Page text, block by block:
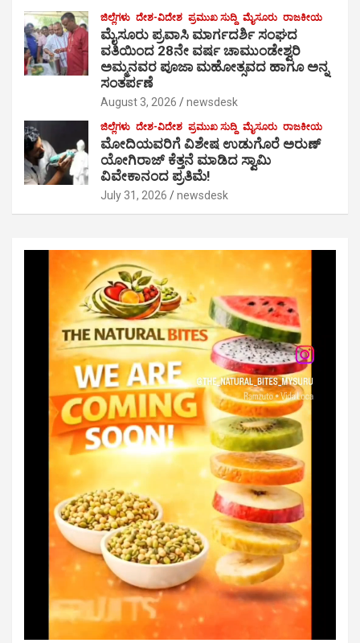
ಜಿಲ್ಲೆಗಳು ದೇಶ-ವಿದೇಶ ಪ್ರಮುಖ ಸುದ್ದಿ ಮೈಸೂರು ರಾಜಕೀಯ
ಮೈಸೂರು ಪ್ರವಾಸಿ ಮಾರ್ಗದರ್ಶಿ ಸಂಘದ
ವತಿಯಿಂದ 28ನೇ ವರ್ಷ ಚಾಮುಂಡೇಶ್ವರಿ
ಅಮ್ಮನವರ ಪೂಜಾ ಮಹೋತ್ಸವದ ಹಾಗೂ ಅನ್ನ
ಸಂತರ್ಪಣೆ
August 3, 2026 newsdesk
ಜಿಲ್ಲೆಗಳು ದೇಶ-ವಿದೇಶ ಪ್ರಮುಖ ಸುದ್ದಿ ಮೈಸೂರು ರಾಜಕೀಯ
ಮೋದಿಯವರಿಗೆ ವಿಶೇಷ ಉಡುಗೊರೆ ಅರುಣ್
ಯೋಗಿರಾಜ್ ಕೆತ್ತನೆ ಮಾಡಿದ ಸ್ವಾಮಿ
ವಿವೇಕಾನಂದ ಪ್ರತಿಮೆ!
July 31, 2026 newsdesk